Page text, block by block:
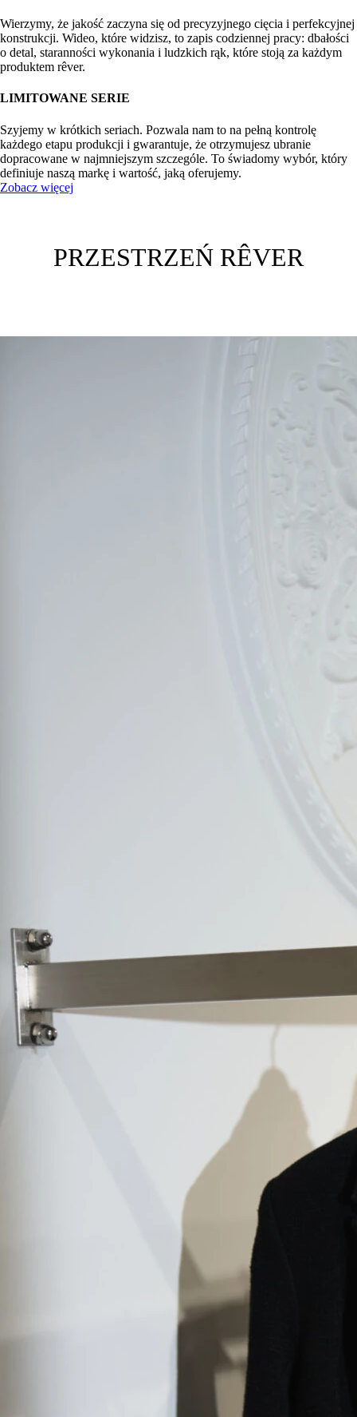
Wierzymy, że jakość zaczyna się od precyzyjnego cięcia i perfekcyjnej
konstrukcji. Wideo, które widzisz, to zapis codziennej pracy: dbałości
o detal, staranności wykonania i ludzkich rąk, które stoją za każdym
produktem rêver.
LIMITOWANE SERIE
Szyjemy w krótkich seriach. Pozwala nam to na pełną kontrolę
każdego etapu produkcji i gwarantuje, że otrzymujesz ubranie
dopracowane w najmniejszym szczególe. To świadomy wybór, który
definiuje naszą markę i wartość, jaką oferujemy.
Zobacz więcej
PRZESTRZEŃ RÊVER